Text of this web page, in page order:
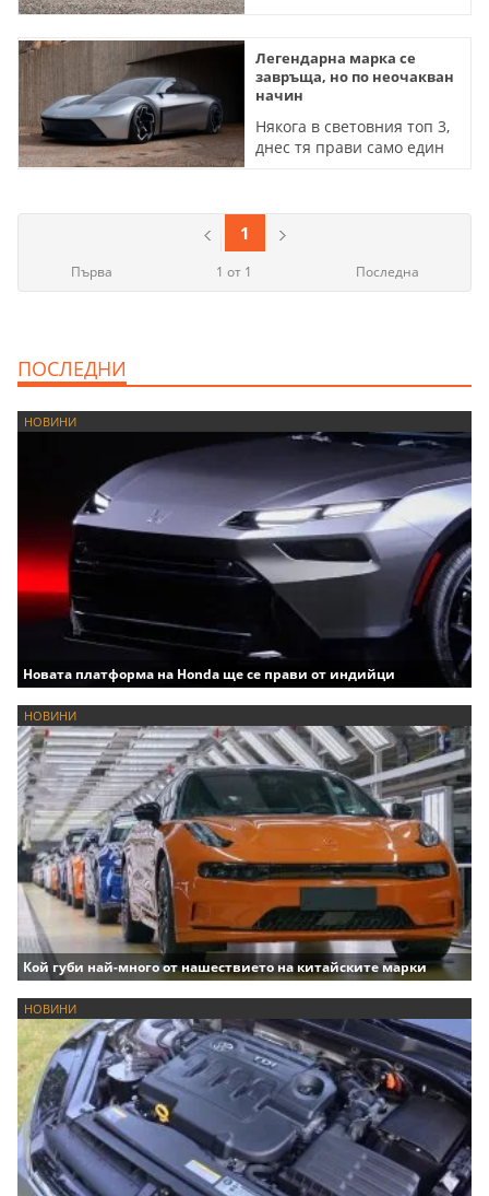
Легендарна марка се
завръща, но по неочакван
начин
Някога в световния топ 3,
днес тя прави само един
1 от 1 Последна
1
Първа
ПОСЛЕДНИ
НОВИНИ
Новата платформа на Honda ще се прави от индийци
НОВИНИ
Кой губи най-много от нашествието на китайските марки
НОВИНИ